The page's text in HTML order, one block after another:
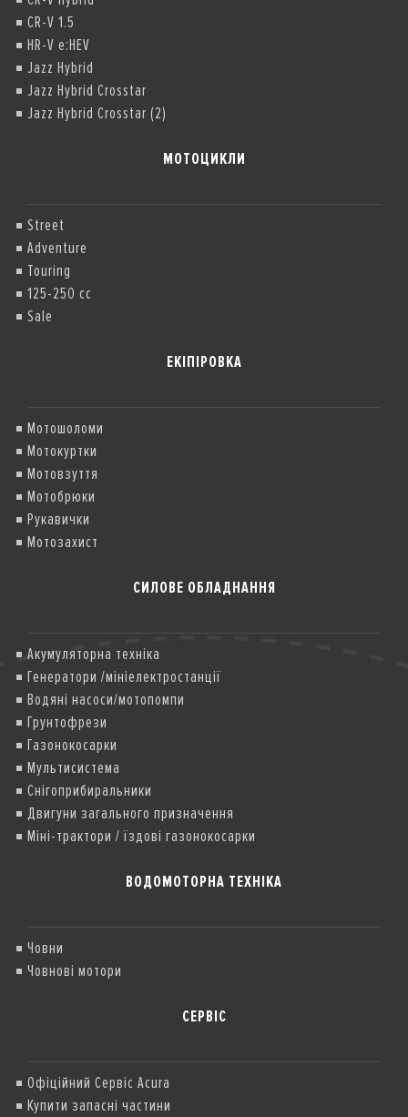
CR-V 1.5
HR-V e:HEV
Jazz Hybrid
Jazz Hybrid Crosstar
Jazz Hybrid Crosstar (2)
МОТОЦИКЛИ
Street
Adventure
Touring
125-250 cc
Sale
ЕКІПІРОВКА
Мотошоломи
Мотокуртки
Мотовзуття
Мотобрюки
Рукавички
Мотозахист
СИЛОВЕ ОБЛАДНАННЯ
Акумуляторна техніка
Генератори /мініелектростанції
Водяні насоси/мотопомпи
Грунтофрези
Газонокосарки
Мультисистема
Снігоприбиральники
Двигуни загального призначення
Міні-трактори / їздові газонокосарки
ВОДОМОТОРНА ТЕХНІКА
Човни
Човнові мотори
СЕРВІС
Офіційний Сервіс Acura
Купити запасні частини